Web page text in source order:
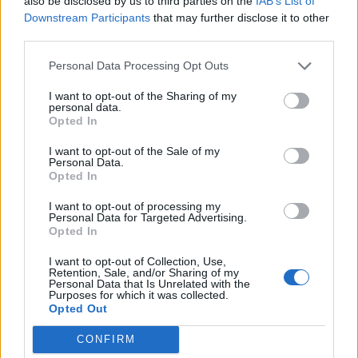
Downstream Participants that may further disclose it to other
Personal Data Processing Opt Outs
I want to opt-out of the Sharing of my
personal data.
Opted In
I want to opt-out of the Sale of my
Personal Data.
Opted In
I want to opt-out of processing my
Personal Data for Targeted Advertising.
Opted In
I want to opt-out of Collection, Use,
Retention, Sale, and/or Sharing of my
Personal Data that Is Unrelated with the
Purposes for which it was collected.
Opted Out
CONFIRM
Διεθνή
Τεχνητή Νοημοσύνη, τη δημοκρατία και τη
συγκέντρωση ισχύος